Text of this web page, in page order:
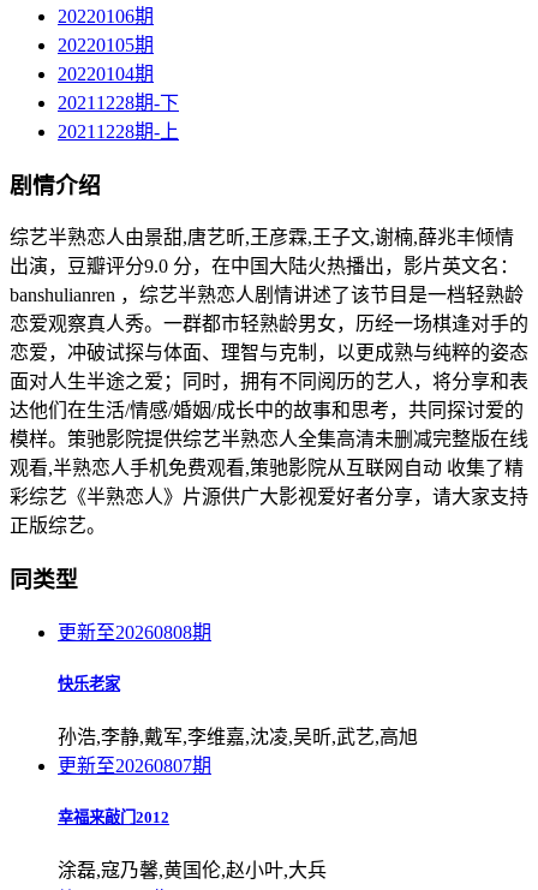
20220106期
20220105期
20220104期
20211228期-下
20211228期-上
剧情介绍
综艺半熟恋人由景甜,唐艺昕,王彦霖,王子文,谢楠,薛兆丰倾情
出演，豆瓣评分9.0 分，在中国大陆火热播出，影片英文名：
banshulianren ，综艺半熟恋人剧情讲述了该节目是⼀档轻熟龄
恋爱观察真人秀。一群都市轻熟龄男女，历经一场棋逢对手的
恋爱，冲破试探与体面、理智与克制，以更成熟与纯粹的姿态
面对人生半途之爱；同时，拥有不同阅历的艺人，将分享和表
达他们在生活/情感/婚姻/成长中的故事和思考，共同探讨爱的
模样。策驰影院提供综艺半熟恋人全集高清未删减完整版在线
观看,半熟恋人手机免费观看,策驰影院从互联网自动 收集了精
彩综艺《半熟恋人》片源供广大影视爱好者分享，请大家支持
正版综艺。
同类型
更新至20260808期
快乐老家
孙浩,李静,戴军,李维嘉,沈凌,吴昕,武艺,高旭
更新至20260807期
幸福来敲门2012
涂磊,寇乃馨,黄国伦,赵小叶,大兵